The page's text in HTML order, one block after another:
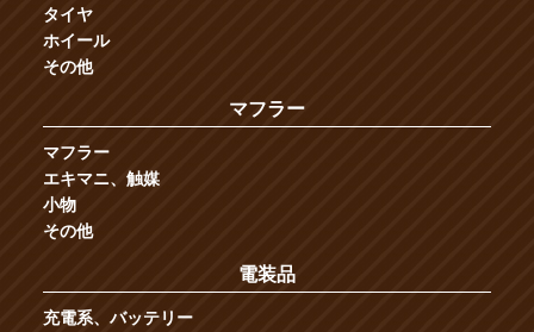
タイヤ
ホイール
その他
マフラー
マフラー
エキマニ、触媒
小物
その他
電装品
充電系、バッテリー